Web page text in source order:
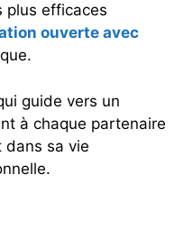
plus efficaces
ouverte avec
guide vers un
à chaque partenaire
dans sa vie